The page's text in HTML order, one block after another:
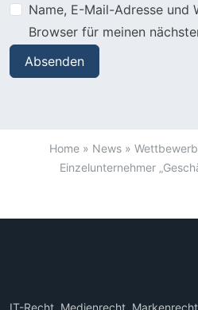
Name, E-Mail-Adresse und
Browser für meinen
Home» News»
Einzelunternehmer
IT-Recht, Medienrecht,